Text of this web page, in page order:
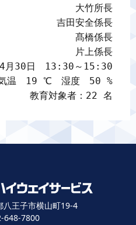
大竹所長
吉田安全係長
髙橋係長
片上係長
月30日　13:30～15:30
温　19 ℃　湿度　50 %
教育対象者：22 名
八王子市横山町19-4
648-7800